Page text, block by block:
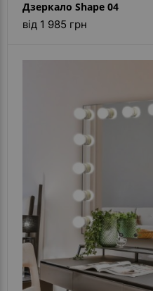
Дзеркало Shape 04
від 1 985 грн